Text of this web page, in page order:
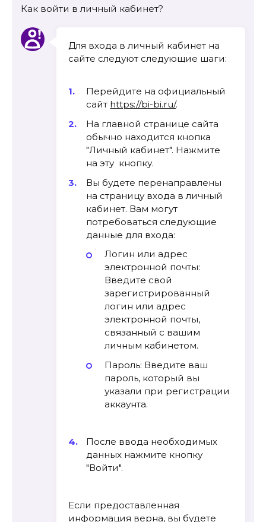
Как войти в личный кабинет?
Для входа в личный кабинет на
сайте следуют следующие шаги:
Перейдите на официальный
сайт https://bi-bi.ru/.
На главной странице сайта
обычно находится кнопка
"Личный кабинет". Нажмите
на эту кнопку.
Вы будете перенаправлены
на страницу входа в личный
кабинет. Вам могут
потребоваться следующие
данные для входа:
Логин или адрес
электронной почты:
Введите свой
зарегистрированный
логин или адрес
электронной почты,
связанный с вашим
личным кабинетом.
Пароль: Введите ваш
пароль, который вы
указали при регистрации
аккаунта.
После ввода необходимых
данных нажмите кнопку
"Войти".
Если предоставленная
информация верна, вы будете